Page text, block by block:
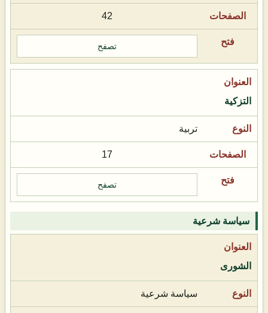
42
تصفح
التزكية
تربية
17
تصفح
سياسة شرعية
الشورى
سياسة شرعية